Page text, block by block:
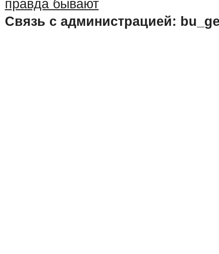
Связь с администрацией: